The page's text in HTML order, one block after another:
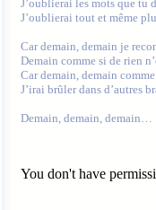
J’oublierai les mots que tu
J’oublierai tout et même
Car demain, demain je
Demain comme si de rien
Car demain, demain
J’irai brûler dans d’autres
You don't have